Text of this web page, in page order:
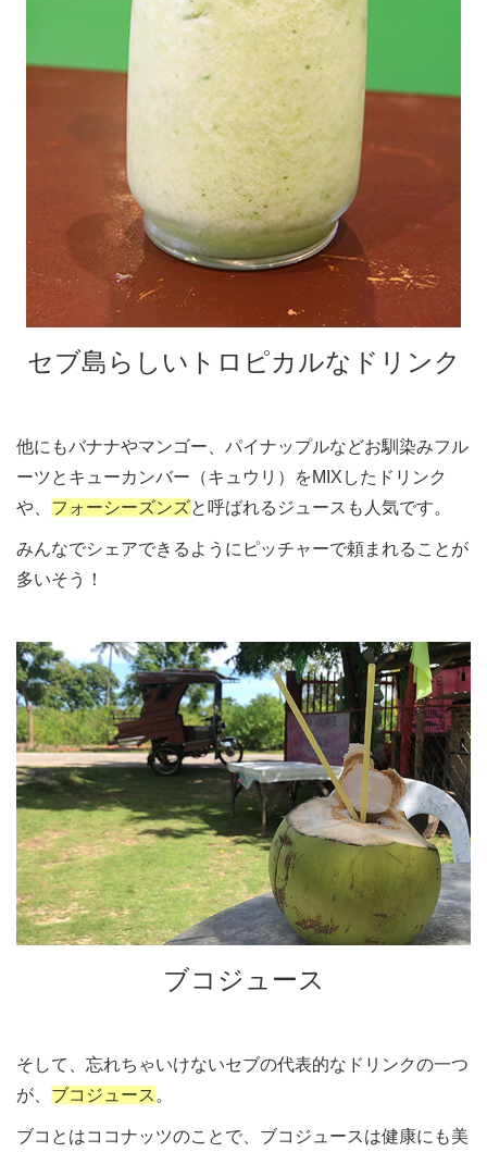
セブ島らしいトロピカルなドリンク
他にもバナナやマンゴー、パイナップルなどお馴染みフル
ーツとキューカンバー（キュウリ）をMIXしたドリンク
や、 フォーシーズンズと呼ばれるジュースも人気です。
みんなでシェアできるようにピッチャーで頼まれることが
多いそう！
ブコジュース
そして、忘れちゃいけないセブの代表的なドリンクの一つ
が、 ブコジュース 。
ブコとはココナッツのことで、ブコジュースは健康にも美